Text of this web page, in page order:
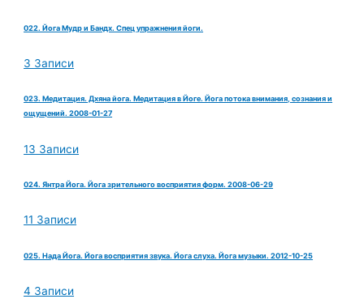
022. Йога Мудр и Бандх. Спец упражнения йоги.
3 Записи
023. Медитация. Дхяна йога. Медитация в Йоге. Йога потока внимания, сознания и
ощущений. 2008-01-27
13 Записи
024. Янтра Йога. Йога зрительного восприятия форм. 2008-06-29
11 Записи
025. Нада Йога. Йога восприятия звука. Йога слуха. Йога музыки. 2012-10-25
4 Записи